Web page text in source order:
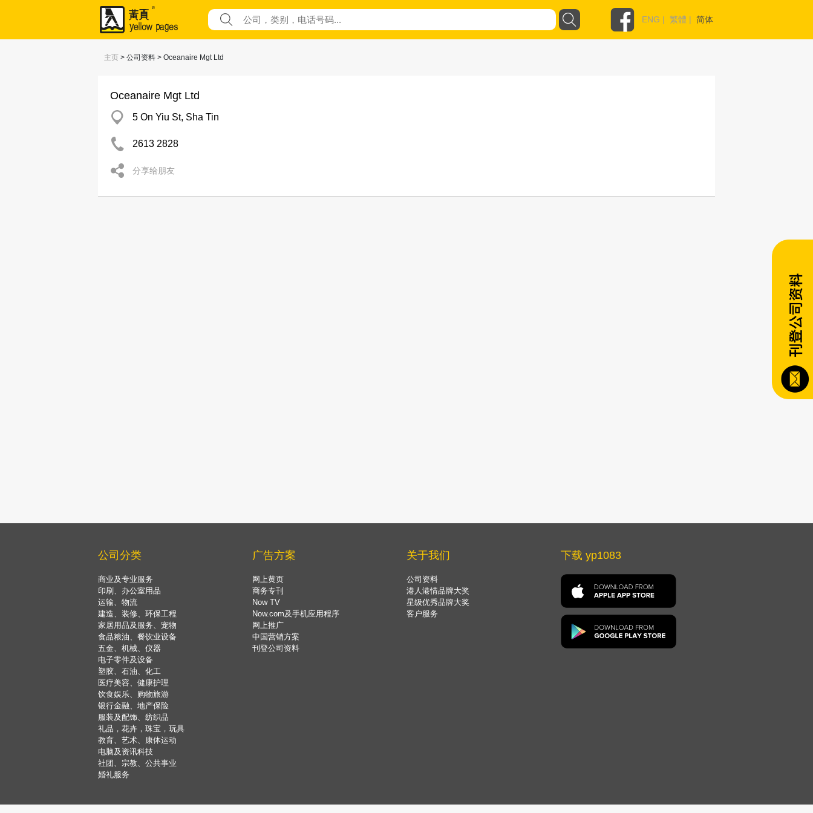
ENG | 繁體 | 简体
主页 > 公司资料 > Oceanaire Mgt Ltd
Oceanaire Mgt Ltd
5 On Yiu St, Sha Tin
2613 2828
分享给朋友
公司分类
商业及专业服务
印刷、办公室用品
运输、物流
建造、装修、环保工程
家居用品及服务、宠物
食品粮油、餐饮业设备
五金、机械、仪器
电子零件及设备
塑胶、石油、化工
医疗美容、健康护理
饮食娱乐、购物旅游
银行金融、地产保险
服装及配饰、纺织品
礼品，花卉，珠宝，玩具
教育、艺术、康体运动
电脑及资讯科技
社团、宗教、公共事业
婚礼服务
广告方案
网上黄页
商务专刊
Now TV
Now.com及手机应用程序
网上推广
中国营销方案
刊登公司资料
关于我们
公司资料
港人港情品牌大奖
星级优秀品牌大奖
客户服务
下载 yp1083